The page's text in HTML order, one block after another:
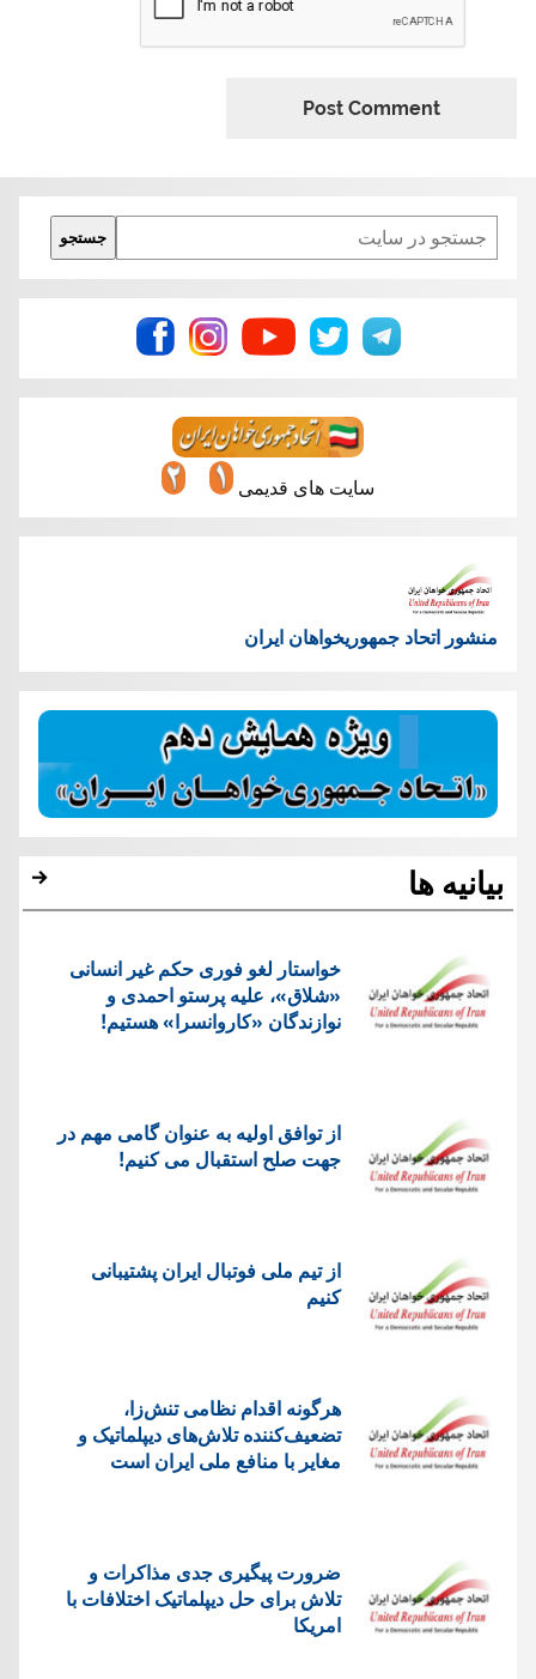
Search
جستجو
سایت های قدیمی
منشور اتحاد جمهوریخواهان ایران
بیانیه ها
خواستار لغو فوری حکم غیر انسانی
«شلاق»، علیه پرستو احمدی و
نوازندگان «کاروانسرا» هستیم!
از توافق اولیه به عنوان گامی مهم در
جهت صلح استقبال می کنیم!
از تیم ملی فوتبال ایران پشتیبانی
کنیم
هرگونه اقدام نظامی تنش‌زا،
تضعیف‌کننده تلاش‌های دیپلماتیک و
مغایر با منافع ملی ایران است
ضرورت پیگیری جدی مذاکرات و
تلاش برای حل دیپلماتیک اختلافات با
امریکا